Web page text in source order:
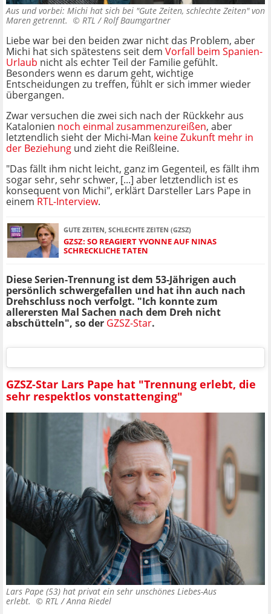
Aus und vorbei: Michi hat sich bei "Gute Zeiten, schlechte Zeiten" von
Maren getrennt. © RTL / Rolf Baumgartner
Liebe war bei den beiden zwar nicht das Problem, aber
Michi hat sich spätestens seit dem Vorfall beim Spanien-
Urlaub nicht als echter Teil der Familie gefühlt.
Besonders wenn es darum geht, wichtige
Entscheidungen zu treffen, fühlt er sich immer wieder
übergangen.
Zwar versuchen die zwei sich nach der Rückkehr aus
Katalonien noch einmal zusammenzureißen, aber
letztendlich sieht der Michi-Man keine Zukunft mehr in
der Beziehung und zieht die Reißleine.
"Das fällt ihm nicht leicht, ganz im Gegenteil, es fällt ihm
sogar sehr, sehr schwer, [...] aber letztendlich ist es
konsequent von Michi", erklärt Darsteller Lars Pape in
einem RTL-Interview.
GUTE ZEITEN, SCHLECHTE ZEITEN (GZSZ)
GZSZ: SO REAGIERT YVONNE AUF NINAS
SCHRECKLICHE TATEN
Diese Serien-Trennung ist dem 53-Jährigen auch
persönlich schwergefallen und hat ihn auch nach
Drehschluss noch verfolgt. "Ich konnte zum
allerersten Mal Sachen nach dem Dreh nicht
abschütteln", so der GZSZ-Star.
GZSZ-Star Lars Pape hat "Trennung erlebt, die
sehr respektlos vonstattenging"
Lars Pape (53) hat privat ein sehr unschönes Liebes-Aus
erlebt. © RTL / Anna Riedel